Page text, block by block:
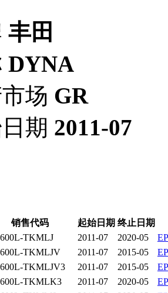
丰田
DYNA
场 GR
期 2011-07
销售代码 起始日期 终止日期
TKMLJ 2011-07 2020-05
TKMLJV 2011-07 2015-05
TKMLJV3 2011-07 2015-05
TKMLK3 2011-07 2020-05